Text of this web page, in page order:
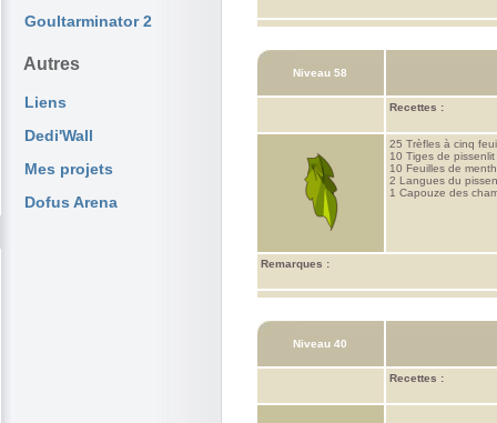
Goultarminator 2
Autres
Liens
Dedi'Wall
Mes projets
Dofus Arena
Niveau 58
Recettes :
25 Trèfles à cinq
10 Tiges de
10 Feuilles de
2 Langues du
1 Capouze des
Remarques :
Niveau 40
Recettes :